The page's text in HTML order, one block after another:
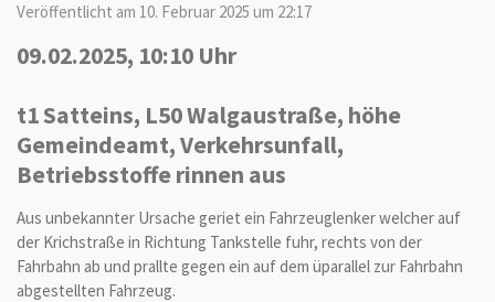
Veröffentlicht am 10. Februar 2025 um 22:17
09.02.2025, 10:10 Uhr
t1 Satteins, L50 Walgaustraße, höhe
Gemeindeamt, Verkehrsunfall,
Betriebsstoffe rinnen aus
Aus unbekannter Ursache geriet ein Fahrzeuglenker welcher auf
der Krichstraße in Richtung Tankstelle fuhr, rechts von der
Fahrbahn ab und prallte gegen ein auf dem üparallel zur Fahrbahn
abgestellten Fahrzeug.